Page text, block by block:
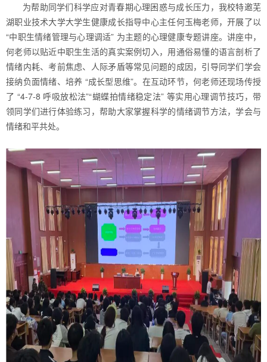
为帮助同学们科学应对青春期心理困惑与成长压力，我校特邀芜
湖职业技术大学大学生健康成长指导中心主任何玉梅老师，开展了以
“中职生情绪管理与心理调适” 为主题的心理健康专题讲座。讲座中，
何老师以贴近中职生生活的真实案例切入，用通俗易懂的语言剖析了
情绪内耗、考前焦虑、人际矛盾等常见问题的成因，引导同学们学会
接纳负面情绪、培养 “成长型思维”。在互动环节，何老师还现场传授
了 “4-7-8 呼吸放松法”“蝴蝶拍情绪稳定法” 等实用心理调节技巧，带
领同学们进行体验练习，帮助大家掌握科学的情绪调节方法，学会与
情绪和平共处。